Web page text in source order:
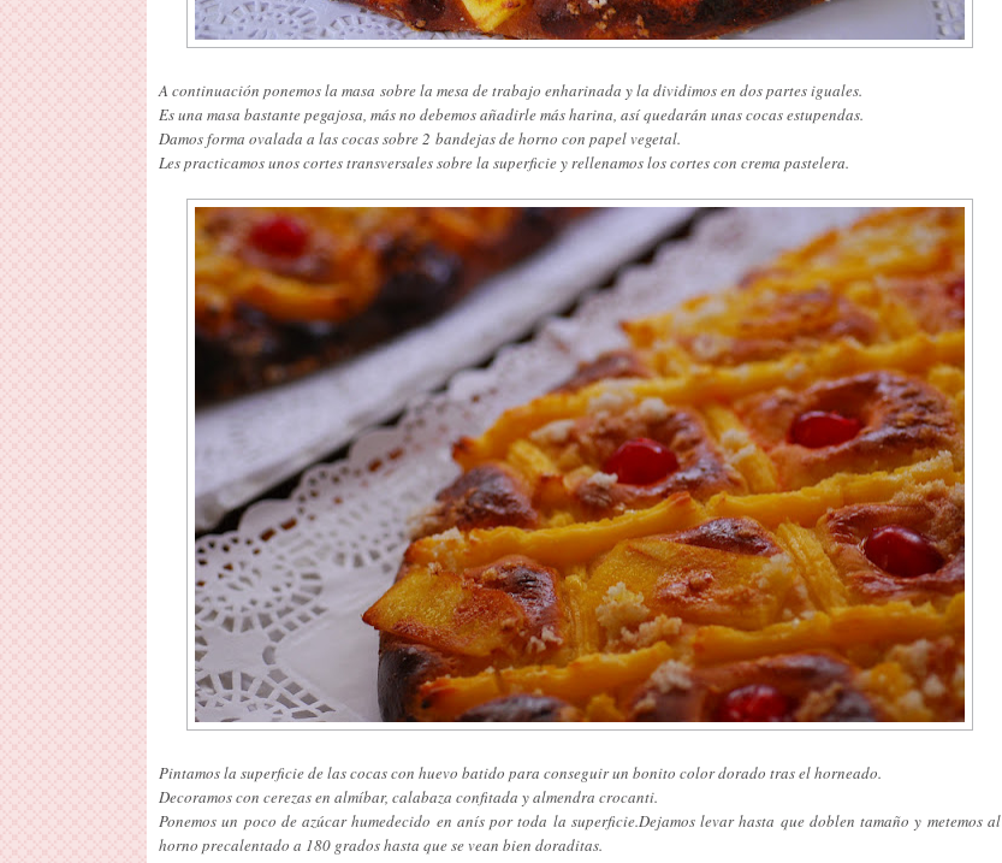
A continuación ponemos la masa sobre la mesa de trabajo enharinada y la dividimos en dos partes iguales.
Es una masa bastante pegajosa, más no debemos añadirle más harina, así quedarán unas cocas estupendas.
Damos forma ovalada a las cocas sobre 2 bandejas de horno con papel vegetal.
Les practicamos unos cortes transversales sobre la superficie y rellenamos los cortes con crema pastelera.
Pintamos la superficie de las cocas con huevo batido para conseguir un bonito color dorado tras el horneado.
Decoramos con cerezas en almíbar, calabaza confitada y almendra crocanti.
Ponemos un poco de azúcar humedecido en anís por toda la superficie.Dejamos levar hasta que doblen tamaño y metemos al
horno precalentado a 180 grados hasta que se vean bien doraditas.